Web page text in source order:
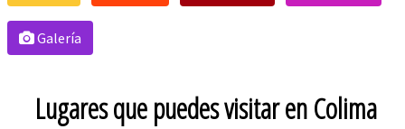
Galería
Lugares que puedes visitar en Colima